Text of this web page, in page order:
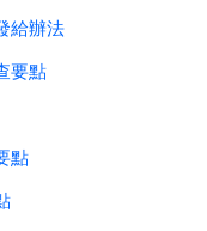
給辦法
要點
點